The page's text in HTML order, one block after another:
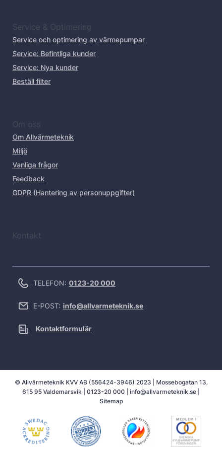
Service & Optimering
Service och optimering av värmepumpar
Service: Befintliga kunder
Service: Nya kunder
Beställ filter
Om oss
Om Allvärmeteknik
Miljö
Vanliga frågor
Feedback
GDPR (Hantering av personuppgifter)
Kontakt
TELEFON: 0123-20 000
E-POST: info@allvarmeteknik.se
Kontaktformulär
© Allvärmeteknik KVV AB (556424-3946) 2023 | Mossebogatan 13,
615 95 Valdemarsvik | 0123-20 000 info@allvarmeteknik.se
Sitemap